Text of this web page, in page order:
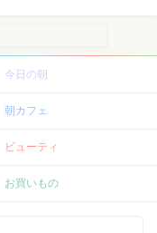
今日の朝
朝カフェ
ビューティ
お買いもの